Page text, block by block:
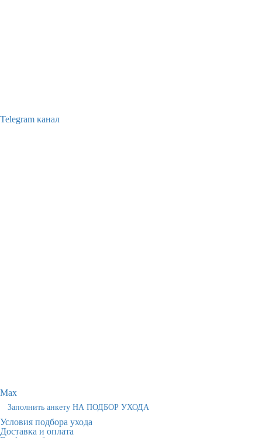
Telegram канал
Max
Заполнить анкету НА ПОДБОР УХОДА
Условия подбора ухода
Доставка и оплата